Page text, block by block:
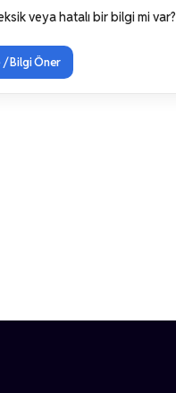
veya hatalı bir bilgi mi var?
Bilgi Öner